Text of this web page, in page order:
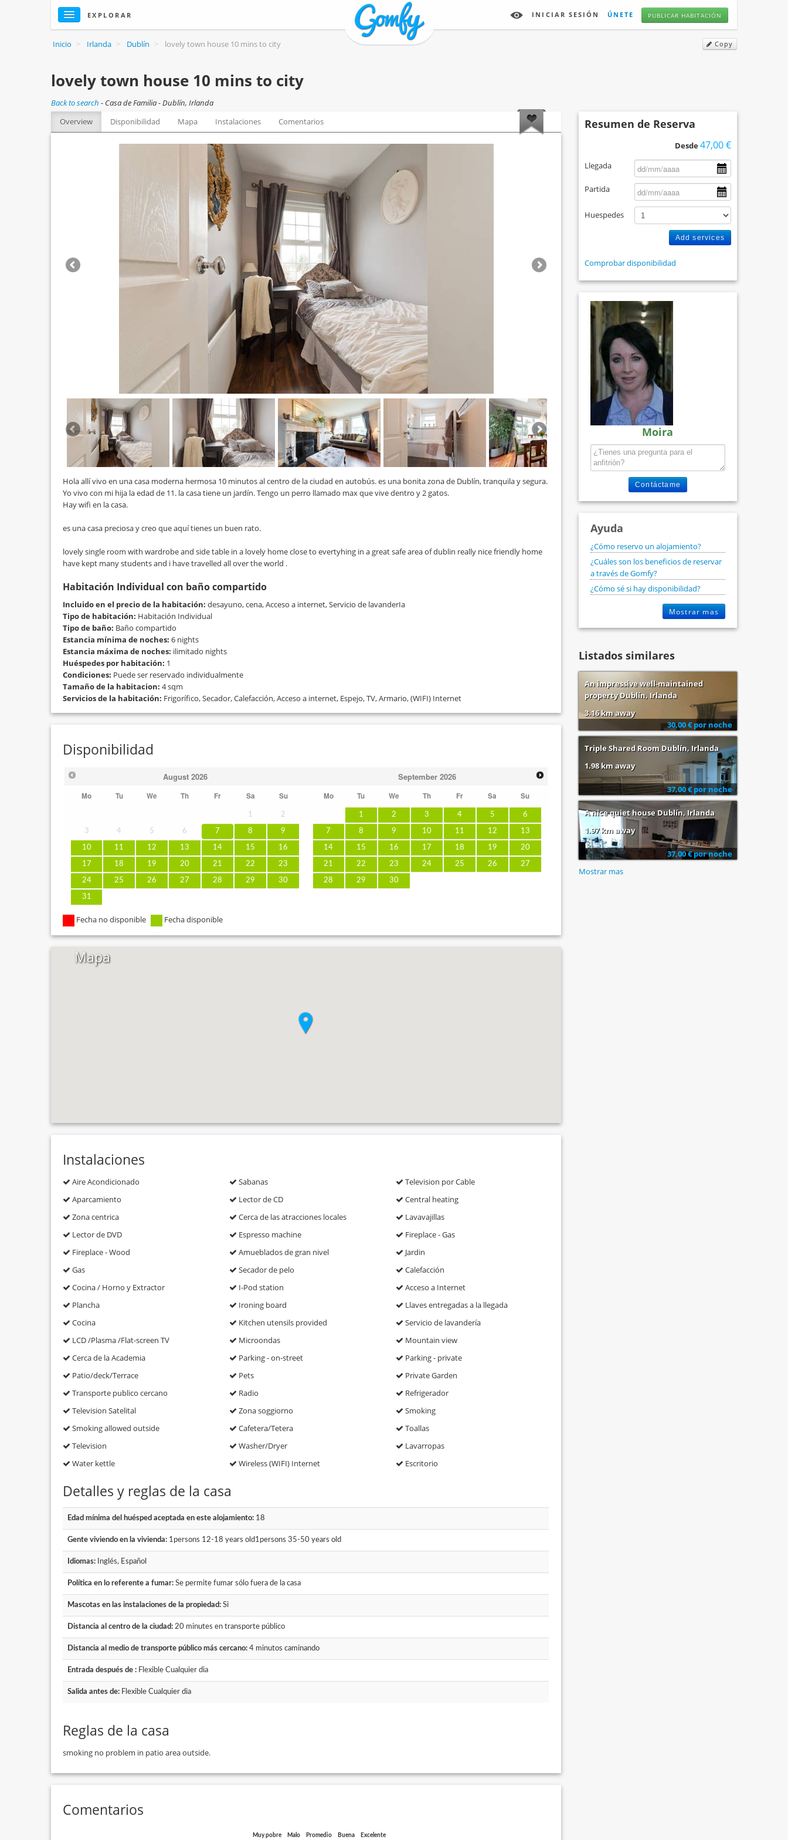
EXPLORAR INICIAR SESIÓN ÚNETE PUBLICAR HABITACIÓN
Copy
Inicio > Irlanda > Dublín > lovely town house 10 mins to city
lovely town house 10 mins to city
Back to search - Casa de Familia - Dublín, Irlanda
Overview
Disponibilidad Mapa Instalaciones Comentarios
Hola allí vivo en una casa moderna hermosa 10 minutos al centro de la ciudad en autobús. es una bonita zona de Dublín, tranquila y segura.
Yo vivo con mi hija la edad de 11. la casa tiene un jardín. Tengo un perro llamado max que vive dentro y 2 gatos.
Hay wifi en la casa.
es una casa preciosa y creo que aquí tienes un buen rato.
lovely single room with wardrobe and side table in a lovely home close to evertyhing in a great safe area of dublin really nice friendly home
have kept many students and i have travelled all over the world .
Habitación Individual con baño compartido
Incluido en el precio de la habitación: desayuno, cena, Acceso a internet, Servicio de lavanderIa
Tipo de habitación: Habitación Individual
Tipo de baño: Baño compartido
Estancia mínima de noches: 6 nights
Estancia máxima de noches: ilimitado nights
Huéspedes por habitación: 1
Condiciones: Puede ser reservado individualmente
Tamaño de la habitacion: 4 sqm
Servicios de la habitación: Frigorífico, Secador, Calefacción, Acceso a internet, Espejo, TV, Armario, (WIFI) Internet
Disponibilidad
August 2026
Mo Tu We Th Fr Sa Su
1 2
3 4 5 6 7 8 9
10 11 12 13 14 15 16
17 18 19 20 21 22 23
24 25 26 27 28 29 30
31
September 2026
Mo Tu We Th Fr Sa Su
1 2 3 4 5 6
7 8 9 10 11 12 13
14 15 16 17 18 19 20
21 22 23 24 25 26 27
28 29 30
Fecha no disponible Fecha disponible
Mapa
Instalaciones
Aire Acondicionado Sabanas
Television por Cable
Aparcamiento
Lector de CD
Central heating
Zona centrica
Cerca de las atracciones locales
Lavavajillas
Lector de DVD
Espresso machine
Fireplace - Gas
Fireplace - Wood
Amueblados de gran nivel
Jardin
Gas
Secador de pelo
Calefacción
Cocina / Horno y Extractor
I-Pod station
Acceso a Internet
Plancha
Ironing board
Llaves entregadas a la llegada
Cocina
Kitchen utensils provided
Servicio de lavandería
LCD /Plasma /Flat-screen TV
Microondas
Mountain view
Cerca de la Academia
Parking - on-street
Parking - private
Patio/deck/Terrace
Pets
Private Garden
Transporte publico cercano
Radio
Refrigerador
Television Satelital
Zona soggiorno
Smoking
Smoking allowed outside
Cafetera/Tetera
Toallas
Television
Washer/Dryer
Lavarropas
Water kettle
Wireless (WIFI) Internet Escritorio
Detalles y reglas de la casa
Edad mínima del huésped aceptada en este alojamiento: 18
Gente viviendo en la vivienda: 1persons 12-18 years old1persons 35-50 years old
Idiomas: Inglés, Español
Política en lo referente a fumar: Se permite fumar sólo fuera de la casa
Mascotas en las instalaciones de la propiedad: Si
Distancia al centro de la ciudad: 20 minutes en transporte público
Distancia al medio de transporte público más cercano: 4 minutos caminando
Entrada después de : Flexible Cualquier dia
Salida antes de: Flexible Cualquier dia
Reglas de la casa
smoking no problem in patio area outside.
Comentarios
Muy pobre Malo Promedio Buena Excelente
Resumen de Reserva
Desde47,00 €
Llegada
Partida
Huespedes
Add services
Comprobar disponibilidad
Moira
Contáctame
Ayuda
¿Cómo reservo un alojamiento?
¿Cuáles son los beneficios de reservar
a través de Gomfy?
¿Cómo sé si hay disponibilidad?
Mostrar mas
Listados similares
An impressive well-maintained
property Dublín, Irlanda
3.16 km away
30,00 € por noche
Triple Shared Room Dublín, Irlanda
1.98 km away
37,00 € por noche
A nice quiet house Dublín, Irlanda
1.97 km away
37,00 € por noche
Mostrar mas